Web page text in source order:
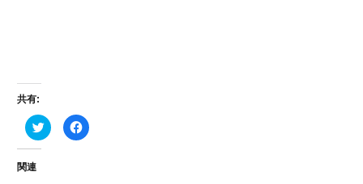
共有:
ク
リ
Facebook
で
関連